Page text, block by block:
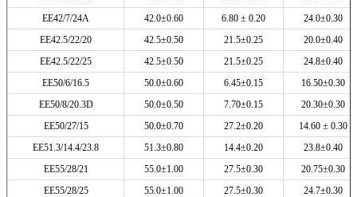
EE42/7/24A
42.0±0.60 6.80 ± 0.20
24.0±0.30
EE42.5/22/20
42.5±0.50 21.5±0.25
20.0±0.40
EE42.5/22/25
42.5±0.50 21.5±0.25
24.8±0.40
EE50/6/16.5
50.0±0.60 6.45±0.15
16.50±0.30
EE50/8/20.3D
50.0±0.50 7.70±0.15
20.30±0.30
EE50/27/15
50.0±0.70 27.2±0.20
14.60 ± 0.30
EE51.3/14.4/23.8
51.3±0.80 14.4±0.20
23.8±0.40
EE55/28/21
55.0±1.00 27.5±0.30
20.75±0.30
EE55/28/25
55.0±1.00 27.5±0.30
24.7±0.30